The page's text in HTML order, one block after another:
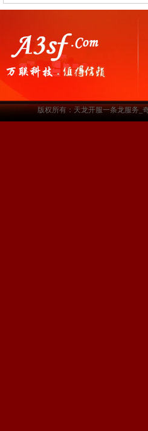
版权所有：天龙开服一条龙服务_